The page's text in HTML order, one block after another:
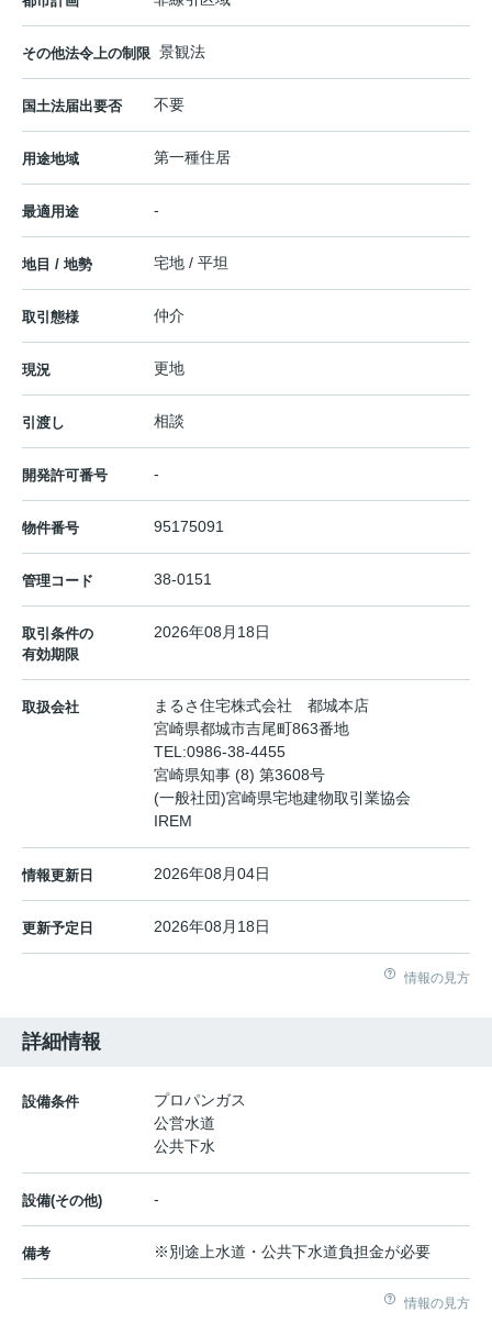
その他法令上の制限 景観法
国土法届出要否 不要
用途地域 第一種住居
最適用途 -
地目 / 地勢 宅地 / 平坦
取引態様 仲介
現況 更地
引渡し 相談
開発許可番号 -
物件番号 95175091
管理コード 38-0151
取引条件の
有効期限
2026年08月18日
取扱会社
まるさ住宅株式会社 都城本店
宮崎県都城市吉尾町863番地
TEL:0986-38-4455
宮崎県知事 (8) 第3608号
(一般社団)宮崎県宅地建物取引業協会
IREM
情報更新日 2026年08月04日
更新予定日 2026年08月18日
情報の見方
詳細情報
設備条件
プロパンガス
公営水道
公共下水
設備(その他) -
備考 ※別途上水道・公共下水道負担金が必要
情報の見方